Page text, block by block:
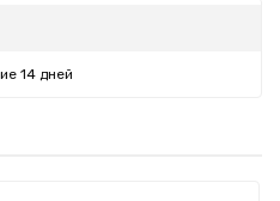
14 дней